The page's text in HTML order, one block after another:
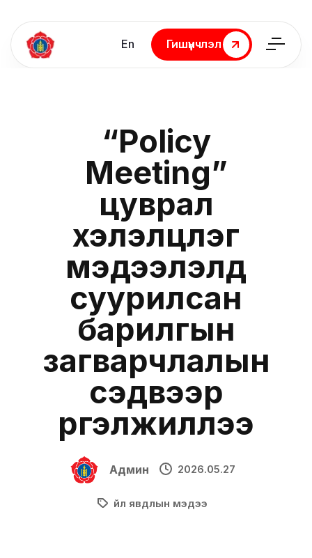
En
Гишүүнчлэл
Гишүүнчлэл
“Policy
Meeting”
цуврал
хэлэлцүүлэг
мэдээлэлд
суурилсан
барилгын
загварчлалын
сэдвээр
үргэлжиллээ
Админ 2026.05.27
Үйл явдлын мэдээ